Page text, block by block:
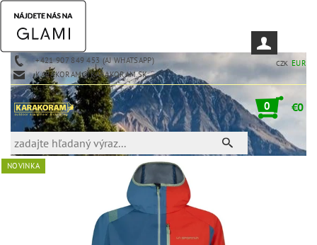
+421 907 849 453 (AJ WHATSAPP)
KARAKORAM@KARAKORAM.SK
CZK EUR
0 €0
NOVINKA